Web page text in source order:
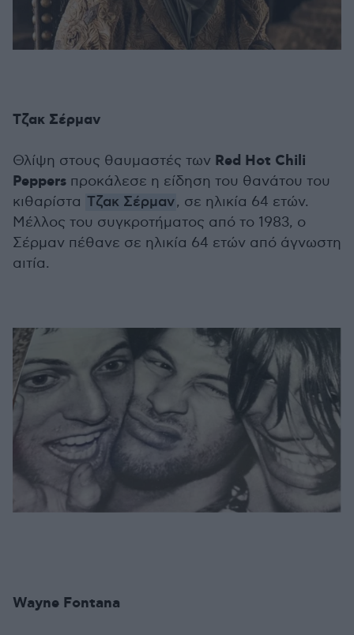
Τζακ Σέρμαν
Θλίψη στους θαυμαστές των Red Hot Chili
Peppers προκάλεσε η είδηση του θανάτου του
κιθαρίστα Τζακ Σέρμαν, σε ηλικία 64 ετών.
Μέλλος του συγκροτήματος από το 1983, ο
Σέρμαν πέθανε σε ηλικία 64 ετών από άγνωστη
αιτία.
Wayne Fontana